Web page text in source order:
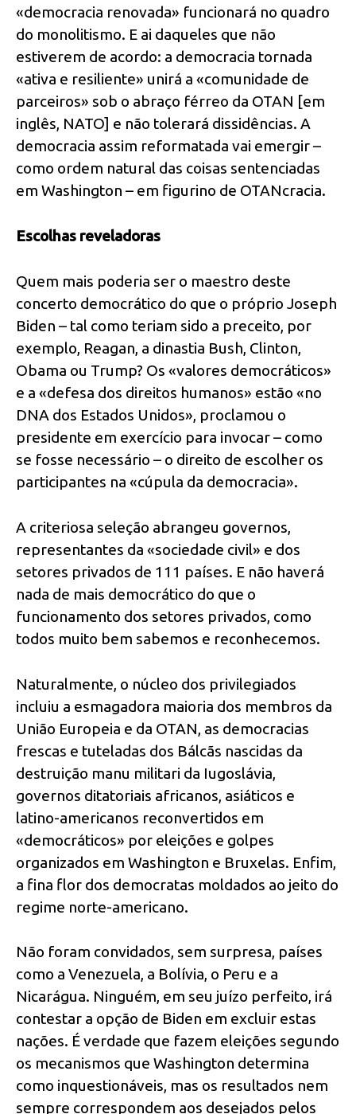
«democracia renovada» funcionará no quadro
do monolitismo. E ai daqueles que não
estiverem de acordo: a democracia tornada
«ativa e resiliente» unirá a «comunidade de
parceiros» sob o abraço férreo da OTAN [em
inglês, NATO] e não tolerará dissidências. A
democracia assim reformatada vai emergir –
como ordem natural das coisas sentenciadas
em Washington – em figurino de OTANcracia.
Escolhas reveladoras
Quem mais poderia ser o maestro deste
concerto democrático do que o próprio Joseph
Biden – tal como teriam sido a preceito, por
exemplo, Reagan, a dinastia Bush, Clinton,
Obama ou Trump? Os «valores democráticos»
e a «defesa dos direitos humanos» estão «no
DNA dos Estados Unidos», proclamou o
presidente em exercício para invocar – como
se fosse necessário – o direito de escolher os
participantes na «cúpula da democracia».
A criteriosa seleção abrangeu governos,
representantes da «sociedade civil» e dos
setores privados de 111 países. E não haverá
nada de mais democrático do que o
funcionamento dos setores privados, como
todos muito bem sabemos e reconhecemos.
Naturalmente, o núcleo dos privilegiados
incluiu a esmagadora maioria dos membros da
União Europeia e da OTAN, as democracias
frescas e tuteladas dos Bálcãs nascidas da
destruição manu militari da Iugoslávia,
governos ditatoriais africanos, asiáticos e
latino-americanos reconvertidos em
«democráticos» por eleições e golpes
organizados em Washington e Bruxelas. Enfim,
a fina flor dos democratas moldados ao jeito do
regime norte-americano.
Não foram convidados, sem surpresa, países
como a Venezuela, a Bolívia, o Peru e a
Nicarágua. Ninguém, em seu juízo perfeito, irá
contestar a opção de Biden em excluir estas
nações. É verdade que fazem eleições segundo
os mecanismos que Washington determina
como inquestionáveis, mas os resultados nem
sempre correspondem aos desejados pelos